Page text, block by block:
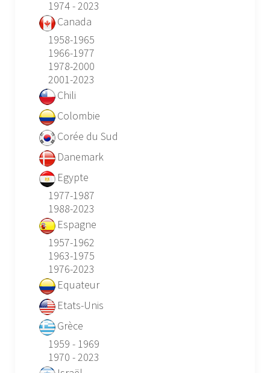
1974 - 2023
Canada
1958-1965
1966-1977
1978-2000
2001-2023
Chili
Colombie
Corée du Sud
Danemark
Egypte
1977-1987
1988-2023
Espagne
1957-1962
1963-1975
1976-2023
Equateur
Etats-Unis
Grèce
1959 - 1969
1970 - 2023